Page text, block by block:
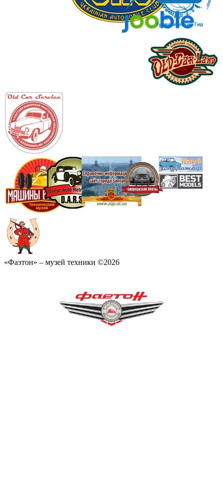
«Фаэтон» – музей техники ©2026